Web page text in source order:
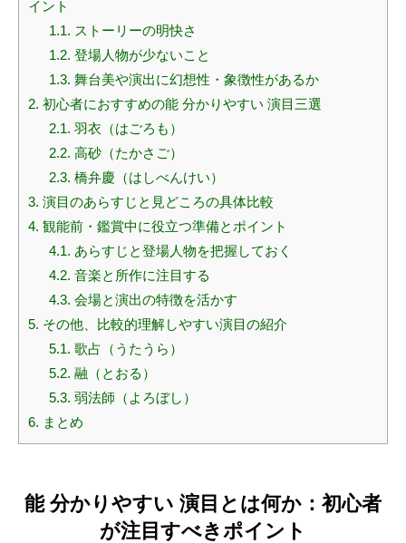
イント
1.1. ストーリーの明快さ
1.2. 登場人物が少ないこと
1.3. 舞台美や演出に幻想性・象徴性があるか
2. 初心者におすすめの能 分かりやすい 演目三選
2.1. 羽衣（はごろも）
2.2. 高砂（たかさご）
2.3. 橋弁慶（はしべんけい）
3. 演目のあらすじと見どころの具体比較
4. 観能前・鑑賞中に役立つ準備とポイント
4.1. あらすじと登場人物を把握しておく
4.2. 音楽と所作に注目する
4.3. 会場と演出の特徴を活かす
5. その他、比較的理解しやすい演目の紹介
5.1. 歌占（うたうら）
5.2. 融（とおる）
5.3. 弱法師（よろぼし）
6. まとめ
能 分かりやすい 演目とは何か：初心者
が注目すべきポイント